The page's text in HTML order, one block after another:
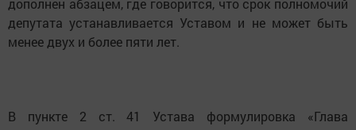
дополнен абзацем, где говорится, что срок полномочий
депутата устанавливается Уставом и не может быть
менее двух и более пяти лет.
В пункте 2 ст. 41 Устава формулировка «Глава